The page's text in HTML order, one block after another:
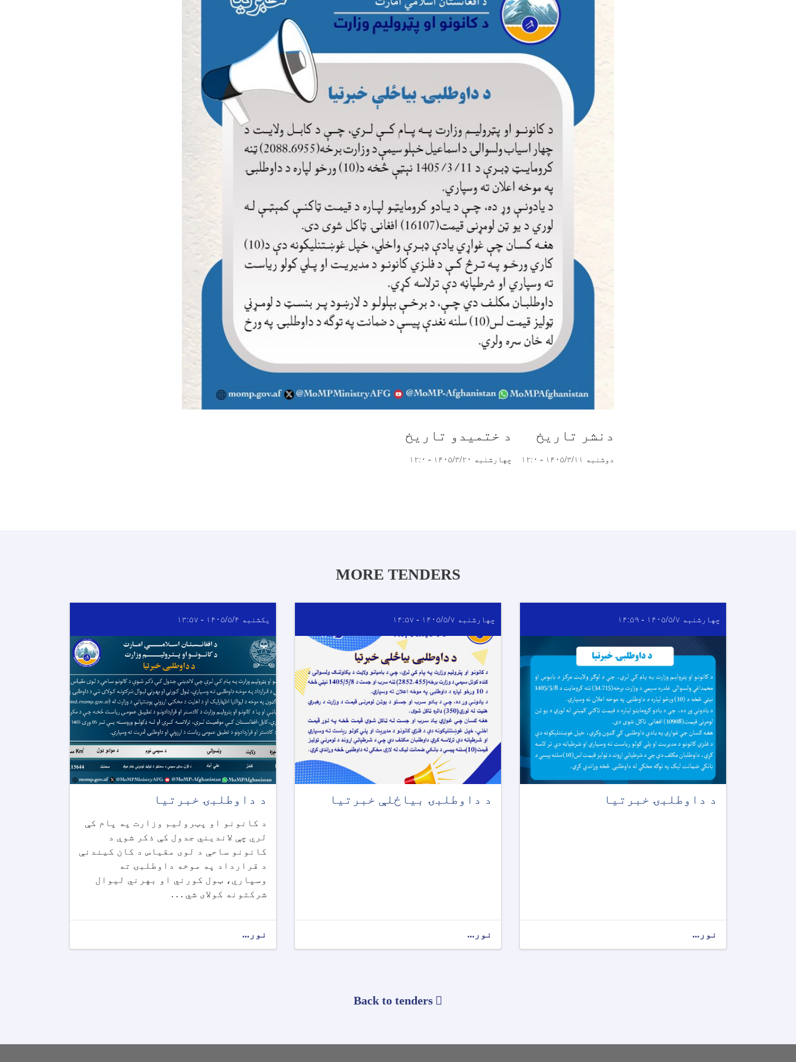
دنشر تاریخ
دوشنبه ۱۴۰۵/۳/۱۱ - ۱۲:۰
د ختمیدو تاریخ
چهارشنبه ۱۴۰۵/۳/۲۰ - ۱۲:۰
MORE TENDERS
چهارشنبه ۱۴۰۵/۵/۷ - ۱۴:۵۹
د داوطلبۍ خبرتیا
نور...
چهارشنبه ۱۴۰۵/۵/۷ - ۱۴:۵۷
د داوطلبۍ بیاځلې خبرتیا
نور...
یکشنبه ۱۴۰۵/۵/۴ - ۱۳:۵۷
د داوطلبۍ خبرتیا
د کانونو او پټرولیم وزارت په پام کې
لري چې لاندیني جدول کې ذکر شوې د
کانونو ساحې د لوی مقیاس د کان کیندنې
د قرارداد په موخه داوطلبۍ ته
وسپاري، ټول کورني او بهرني لیوال
شرکتونه کولای شي . . .
نور...
Back to tenders